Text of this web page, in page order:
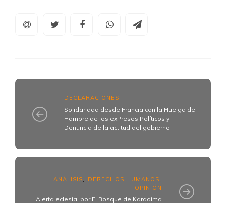
DECLARACIONES
Solidaridad desde Francia con la Huelga de
Hambre de los exPresos Políticos y
Denuncia de la actitud del gobierno
ANÁLISIS DERECHOS HUMANOS
OPINIÓN